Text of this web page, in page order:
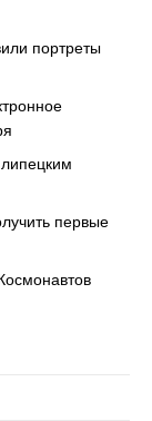
портреты
первые